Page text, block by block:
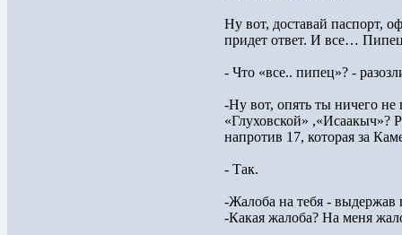
Ну вот, доставай паспорт,
придет ответ. И все…
- Что «все.. пипец»? -
-Ну вот, опять ты ничего не
«Глуховской» ,«Исаакыч»?
напротив 17, которая за
- Так.
-Жалоба на тебя - выдержав
-Какая жалоба? На меня